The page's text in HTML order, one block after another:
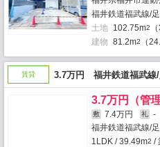
福井鉄道福武線/
土地 102.75m2
建物 81.2m2 （
賃貸 3.7万円 福井鉄道福武線/
3.7万円（管
敷 7.4万円 礼
-
福井鉄道福武線/
1LDK / 39.49m2 /